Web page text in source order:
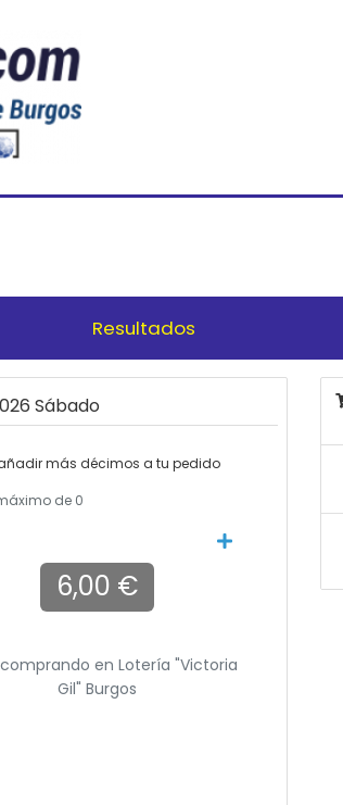
Resultados
Sábado
más décimos a tu pedido
de 0
6,00 €
en Lotería "victoria
Gil" Burgos